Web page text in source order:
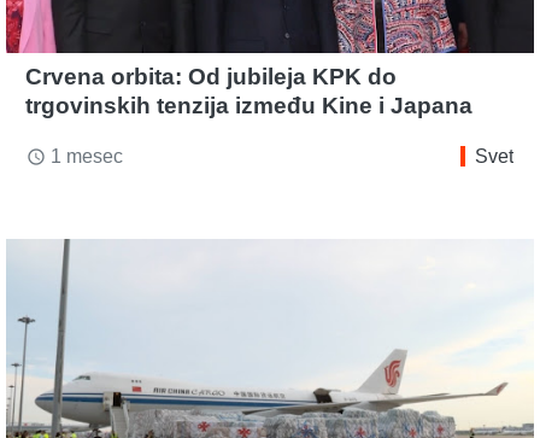
Crvena orbita: Od jubileja KPK do
trgovinskih tenzija između Kine i Japana
access_time 1 mesec Svet